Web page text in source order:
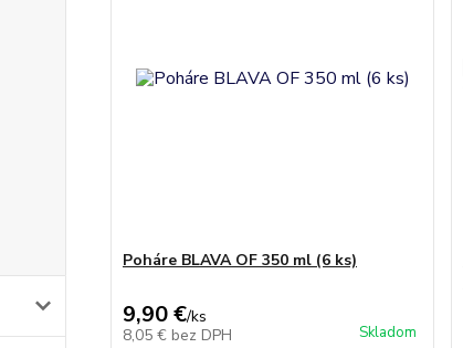
Poháre BLAVA OF 350 ml (6 ks)
9,90 €/ks
8,05 € bez DPH Skladom